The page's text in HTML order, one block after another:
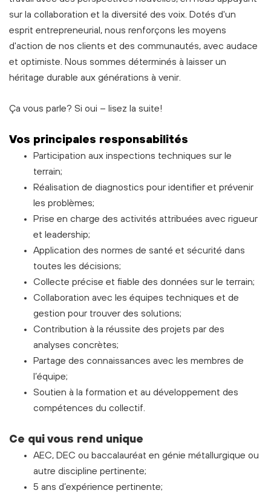
sur la collaboration et la diversité des voix. Dotés d'un
esprit entrepreneurial, nous renforçons les moyens
d'action de nos clients et des communautés, avec audace
et optimiste. Nous sommes déterminés à laisser un
héritage durable aux générations à venir.
Ça vous parle? Si oui – lisez la suite!
Vos principales responsabilités
Participation aux inspections techniques sur le
terrain;
Réalisation de diagnostics pour identifier et prévenir
les problèmes;
Prise en charge des activités attribuées avec rigueur
et leadership;
Application des normes de santé et sécurité dans
toutes les décisions;
Collecte précise et fiable des données sur le terrain;
Collaboration avec les équipes techniques et de
gestion pour trouver des solutions;
Contribution à la réussite des projets par des
analyses concrètes;
Partage des connaissances avec les membres de
l’équipe;
Soutien à la formation et au développement des
compétences du collectif.
Ce qui vous rend unique
AEC, DEC ou baccalauréat en génie métallurgique ou
autre discipline pertinente;
5 ans d’expérience pertinente;